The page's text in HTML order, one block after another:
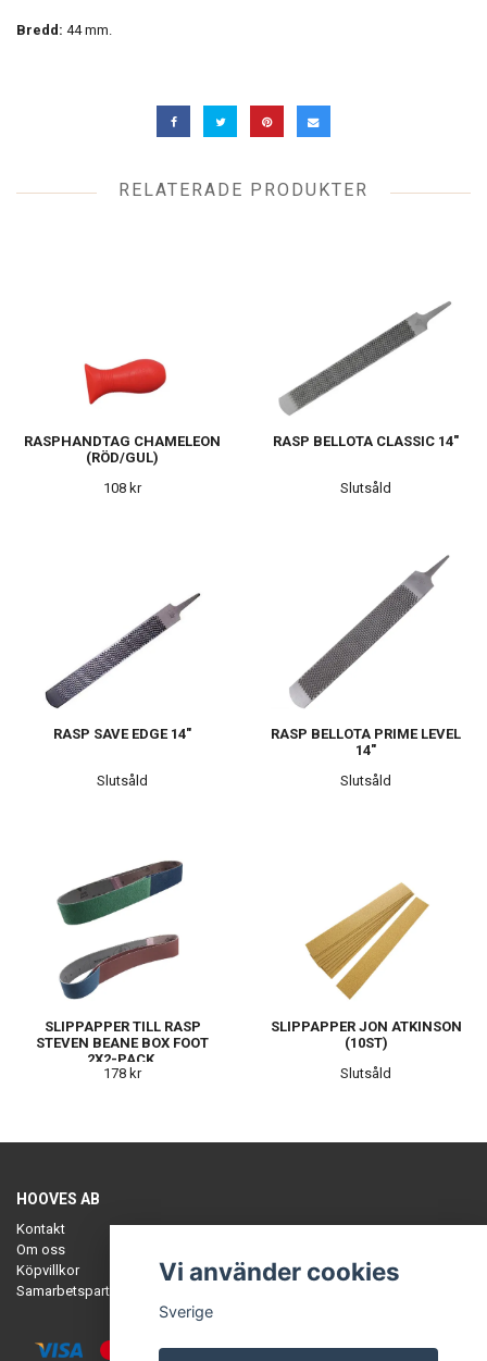
Bredd: 44 mm.
RELATERADE PRODUKTER
RASPHANDTAG CHAMELEON
(RÖD/GUL)
108 kr
RASP BELLOTA CLASSIC 14"
Slutsåld
RASP SAVE EDGE 14"
Slutsåld
RASP BELLOTA PRIME LEVEL
14"
Slutsåld
SLIPPAPPER TILL RASP
STEVEN BEANE BOX FOOT
2X2-PACK.
178 kr
SLIPPAPPER JON ATKINSON
(10ST)
Slutsåld
HOOVES AB
Kontakt
Om oss
Köpvillkor
Samarbetspartners
Vi använder cookies
Sverige